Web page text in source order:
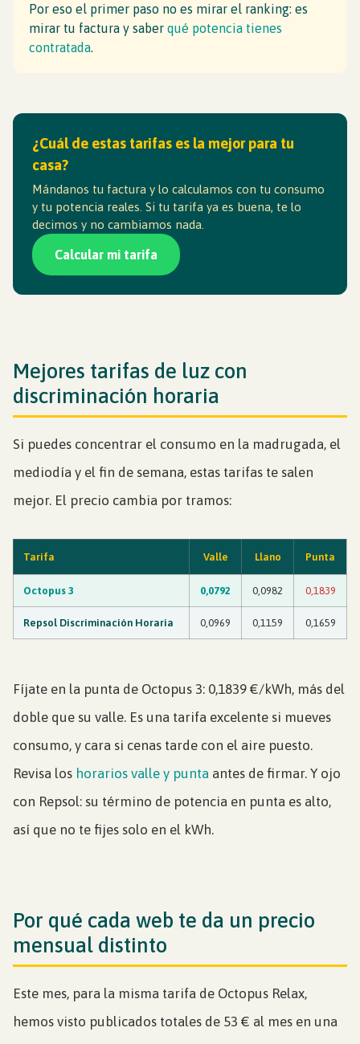
Por eso el primer paso no es mirar el ranking: es
mirar tu factura y saber qué potencia tienes
contratada.
¿Cuál de estas tarifas es la mejor para tu
casa?
Mándanos tu factura y lo calculamos con tu consumo
y tu potencia reales. Si tu tarifa ya es buena, te lo
decimos y no cambiamos nada.
Calcular mi tarifa
Mejores tarifas de luz con
discriminación horaria
Si puedes concentrar el consumo en la madrugada, el
mediodía y el fin de semana, estas tarifas te salen
mejor. El precio cambia por tramos:
Tarifa Valle Llano Punta
Octopus 3 0,0792 0,0982 0,1839
Repsol Discriminación Horaria 0,0969 0,1159 0,1659
Fíjate en la punta de Octopus 3: 0,1839 €/kWh, más del
doble que su valle. Es una tarifa excelente si mueves
consumo, y cara si cenas tarde con el aire puesto.
Revisa los horarios valle y punta antes de firmar. Y ojo
con Repsol: su término de potencia en punta es alto,
así que no te fijes solo en el kWh.
Por qué cada web te da un precio
mensual distinto
Este mes, para la misma tarifa de Octopus Relax,
hemos visto publicados totales de 53 € al mes en una